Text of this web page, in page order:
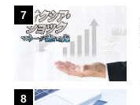
7
8